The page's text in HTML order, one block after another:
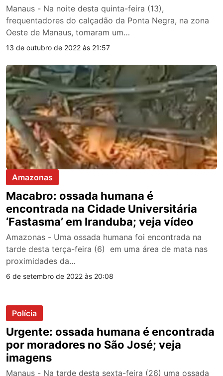
Manaus - Na noite desta quinta-feira (13),
frequentadores do calçadão da Ponta Negra, na zona
Oeste de Manaus, tomaram um…
13 de outubro de 2022 às 21:57
Amazonas
Macabro: ossada humana é
encontrada na Cidade Universitária
‘Fastasma’ em Iranduba; veja vídeo
Amazonas - Uma ossada humana foi encontrada na
tarde desta terça-feira (6) em uma área de mata nas
proximidades da…
6 de setembro de 2022 às 20:08
Polícia
Urgente: ossada humana é encontrada
por moradores no São José; veja
imagens
Manaus - Na tarde desta sexta-feira (26) uma ossada